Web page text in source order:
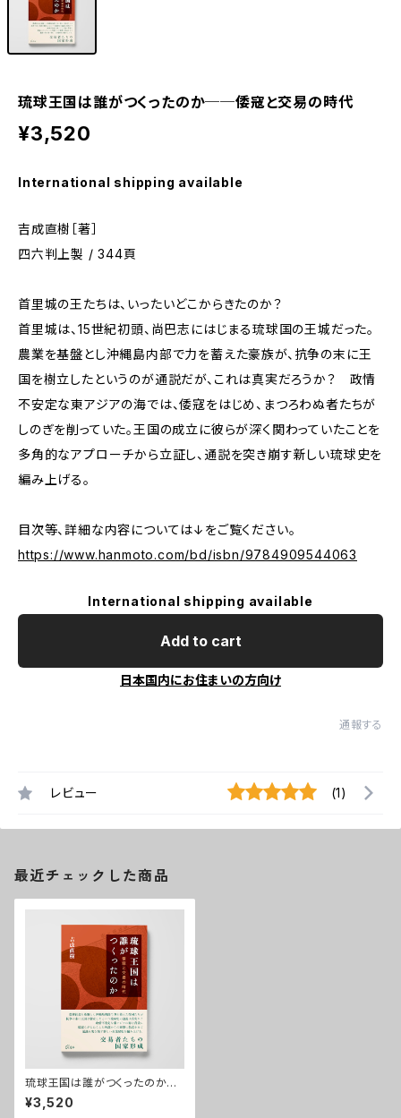
琉球王国は誰がつくったのか──倭寇と交易の時代
¥3,520
International shipping available
吉成直樹［著］
四六判上製 / 344頁
首里城の王たちは、いったいどこからきたのか？
首里城は、15世紀初頭、尚巴志にはじまる琉球国の王城だった。
農業を基盤とし沖縄島内部で力を蓄えた豪族が、抗争の末に王
国を樹立したというのが通説だが、これは真実だろうか？ 政情
不安定な東アジアの海では、倭寇をはじめ、まつろわぬ者たちが
しのぎを削っていた。王国の成立に彼らが深く関わっていたことを
多角的なアプローチから立証し、通説を突き崩す新しい琉球史を
編み上げる。
目次等、詳細な内容については↓をご覧ください。
https://www.hanmoto.com/bd/isbn/9784909544063
International shipping available
Add to cart
日本国内にお住まいの方向け
通報する
レビュー (1)
最近チェックした商品
琉球王国は誰がつくったのか─
─倭寇と交易の時代
¥3,520